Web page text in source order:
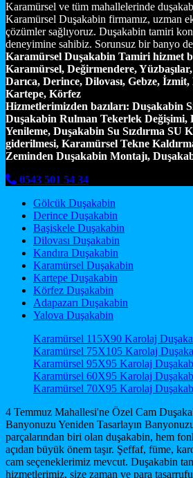
Karamürsel ve tüm mahallelerinde
Karamürsel Duşakabin firmamız, uzman
çözümler sağlıyoruz. Duşakabin tamiri
deneyimine sahibiz. Sorunsuz bir banyo
Karamürsel Duşakabin Tamiri hizmet
Karamürsel, Değirmendere,
Darıca, Derince, Dilovası, Gebze,
Kartepe, Körfez
Hizmetlerimizden bazıları: Duşakabin
Duşakabin Rulman Tekerlek Değişimi,
Yenileme, Duşakabin Su Sızdırma SU
giderilmesi, Karamürsel Tekne
Zeminden Duşakabin Montajı,
0543 501 54 34
Gölcük Duşakabin
Derince Duşakabin
Başiskele Duşakabin
Dilovası Duşakabin
Kandıra Duşakabin
Karamürsel Duşakabin
Kartepe Duşakabin
Körfez Duşakabin
Adapazarı Duşakabin
Yalova Duşakabin
Karamürsel 115X90 Karolaj
Karamürsel 75X105 Karolaj
Karamürsel 95X95 Karolaj
Karamürsel 60X95 Karolaj
Karamürsel 70X95 Karolaj
4 Temmuz Mahallesi'ne Özel Cam
Banyonuzu Yeniden Tasarlayın
parçalarından biri olan duşakabin, hem
açıdan büyük önem taşır. Şeffaf, füme,
cam seçeneklerimiz mevcut. Duşakabin
hizmetlerimiz, size zaman ve para